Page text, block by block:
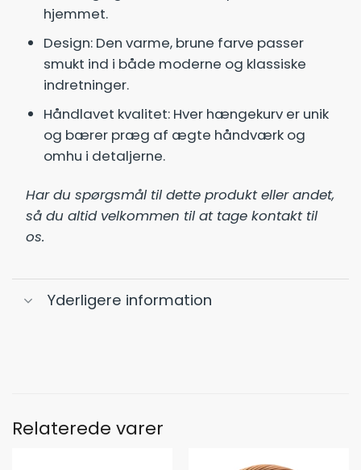
hjemmet.
Design: Den varme, brune farve passer
smukt ind i både moderne og klassiske
indretninger.
Håndlavet kvalitet: Hver hængekurv er unik
og bærer præg af ægte håndværk og
omhu i detaljerne.
Har du spørgsmål til dette produkt eller andet,
så du altid velkommen til at tage kontakt til
os.
Yderligere information
Relaterede varer